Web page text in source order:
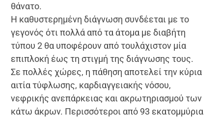
θάνατο.
Η καθυστερημένη διάγνωση συνδέεται με το
γεγονός ότι πολλά από τα άτομα με διαβήτη
τύπου 2 θα υποφέρουν από τουλάχιστον μία
επιπλοκή έως τη στιγμή της διάγνωσης τους.
Σε πολλές χώρες, η πάθηση αποτελεί την κύρια
αιτία τύφλωσης, καρδιαγγειακής νόσου,
νεφρικής ανεπάρκειας και ακρωτηριασμού των
κάτω άκρων. Περισσότεροι από 93 εκατομμύρια